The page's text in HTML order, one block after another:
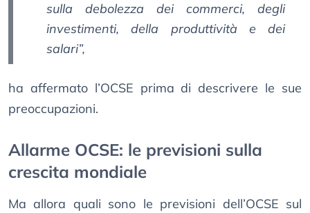
sulla debolezza dei commerci, degli
investimenti, della produttività e dei
salari”,
ha affermato l’OCSE prima di descrivere le sue
preoccupazioni.
Allarme OCSE: le previsioni sulla
crescita mondiale
Ma allora quali sono le previsioni dell’OCSE sul